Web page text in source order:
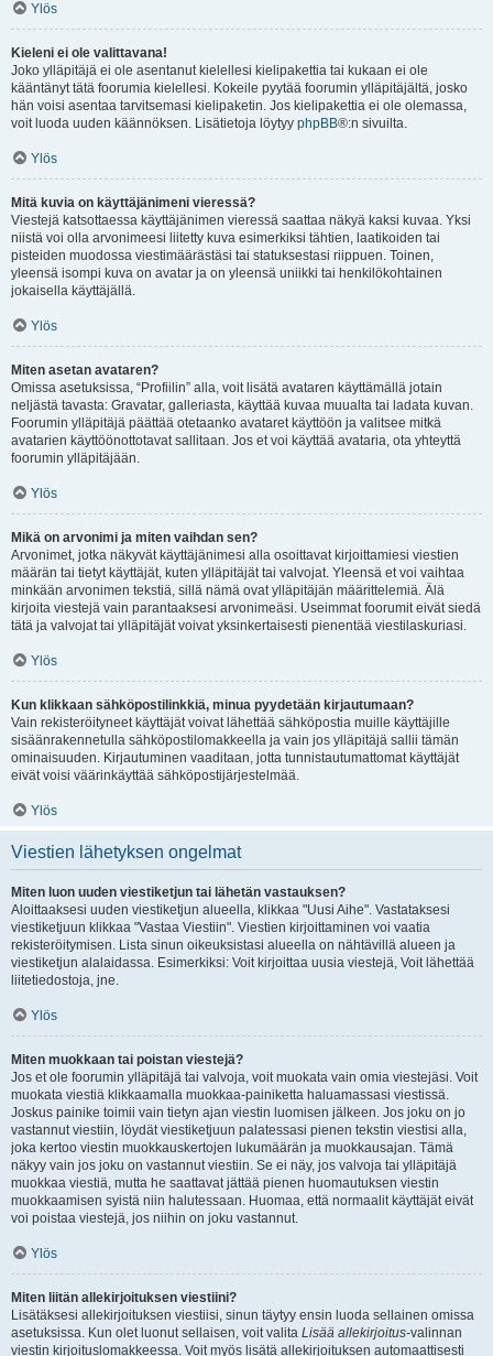
Ylös
Kieleni ei ole valittavana!
Joko ylläpitäjä ei ole asentanut kielellesi kielipakettia tai kukaan ei ole
kääntänyt tätä foorumia kielellesi. Kokeile pyytää foorumin ylläpitäjältä, josko
hän voisi asentaa tarvitsemasi kielipaketin. Jos kielipakettia ei ole olemassa,
voit luoda uuden käännöksen. Lisätietoja löytyy phpBB®:n sivuilta.
Ylös
Mitä kuvia on käyttäjänimeni vieressä?
Viestejä katsottaessa käyttäjänimen vieressä saattaa näkyä kaksi kuvaa. Yksi
niistä voi olla arvonimeesi liitetty kuva esimerkiksi tähtien, laatikoiden tai
pisteiden muodossa viestimäärästäsi tai statuksestasi riippuen. Toinen,
yleensä isompi kuva on avatar ja on yleensä uniikki tai henkilökohtainen
jokaisella käyttäjällä.
Ylös
Miten asetan avataren?
Omissa asetuksissa, “Profiilin” alla, voit lisätä avataren käyttämällä jotain
neljästä tavasta: Gravatar, galleriasta, käyttää kuvaa muualta tai ladata kuvan.
Foorumin ylläpitäjä päättää otetaanko avataret käyttöön ja valitsee mitkä
avatarien käyttöönottotavat sallitaan. Jos et voi käyttää avataria, ota yhteyttä
foorumin ylläpitäjään.
Ylös
Mikä on arvonimi ja miten vaihdan sen?
Arvonimet, jotka näkyvät käyttäjänimesi alla osoittavat kirjoittamiesi viestien
määrän tai tietyt käyttäjät, kuten ylläpitäjät tai valvojat. Yleensä et voi vaihtaa
minkään arvonimen tekstiä, sillä nämä ovat ylläpitäjän määrittelemiä. Älä
kirjoita viestejä vain parantaaksesi arvonimeäsi. Useimmat foorumit eivät siedä
tätä ja valvojat tai ylläpitäjät voivat yksinkertaisesti pienentää viestilaskuriasi.
Ylös
Kun klikkaan sähköpostilinkkiä, minua pyydetään kirjautumaan?
Vain rekisteröityneet käyttäjät voivat lähettää sähköpostia muille käyttäjille
sisäänrakennetulla sähköpostilomakkeella ja vain jos ylläpitäjä sallii tämän
ominaisuuden. Kirjautuminen vaaditaan, jotta tunnistautumattomat käyttäjät
eivät voisi väärinkäyttää sähköpostijärjestelmää.
Ylös
Viestien lähetyksen ongelmat
Miten luon uuden viestiketjun tai lähetän vastauksen?
Aloittaaksesi uuden viestiketjun alueella, klikkaa "Uusi Aihe". Vastataksesi
viestiketjuun klikkaa "Vastaa Viestiin". Viestien kirjoittaminen voi vaatia
rekisteröitymisen. Lista sinun oikeuksistasi alueella on nähtävillä alueen ja
viestiketjun alalaidassa. Esimerkiksi: Voit kirjoittaa uusia viestejä, Voit lähettää
liitetiedostoja, jne.
Ylös
Miten muokkaan tai poistan viestejä?
Jos et ole foorumin ylläpitäjä tai valvoja, voit muokata vain omia viestejäsi. Voit
muokata viestiä klikkaamalla muokkaa-painiketta haluamassasi viestissä.
Joskus painike toimii vain tietyn ajan viestin luomisen jälkeen. Jos joku on jo
vastannut viestiin, löydät viestiketjuun palatessasi pienen tekstin viestisi alla,
joka kertoo viestin muokkauskertojen lukumäärän ja muokkausajan. Tämä
näkyy vain jos joku on vastannut viestiin. Se ei näy, jos valvoja tai ylläpitäjä
muokkaa viestiä, mutta he saattavat jättää pienen huomautuksen viestin
muokkaamisen syistä niin halutessaan. Huomaa, että normaalit käyttäjät eivät
voi poistaa viestejä, jos niihin on joku vastannut.
Ylös
Miten liitän allekirjoituksen viestiini?
Lisätäksesi allekirjoituksen viestiisi, sinun täytyy ensin luoda sellainen omissa
asetuksissa. Kun olet luonut sellaisen, voit valita Lisää allekirjoitus-valinnan
viestin kirjoituslomakkeessa. Voit myös lisätä allekirjoituksen automaattisesti